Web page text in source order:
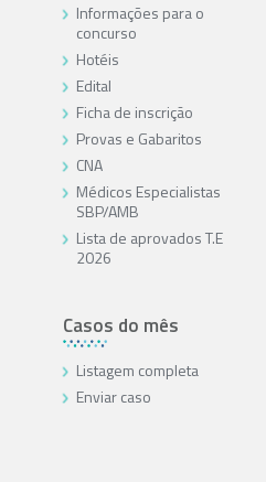
Informações para o
concurso
Hotéis
Edital
Ficha de inscrição
Provas e Gabaritos
CNA
Médicos Especialistas
SBP/AMB
Lista de aprovados T.E
2026
Casos do mês
Listagem completa
Enviar caso